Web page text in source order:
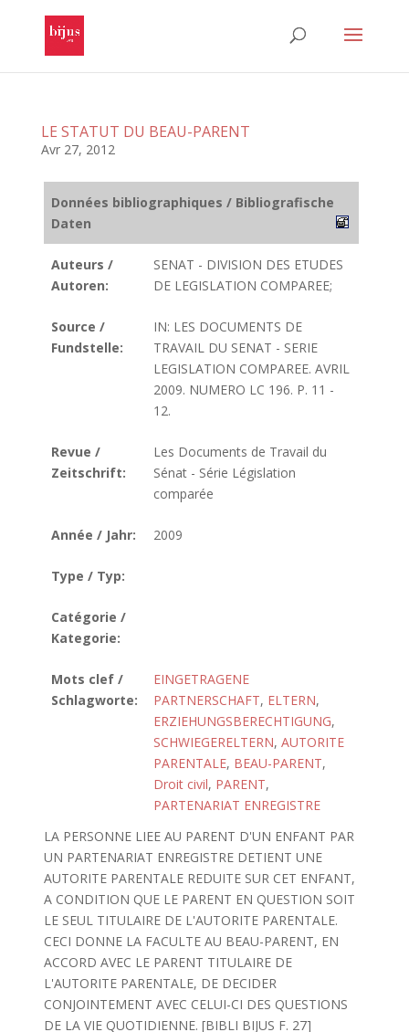
LE STATUT DU BEAU-PARENT
Avr 27, 2012
Données bibliographiques / Bibliografische
Daten
Auteurs /
Autoren:
SENAT - DIVISION DES ETUDES
DE LEGISLATION COMPAREE;
Source /
Fundstelle:
IN: LES DOCUMENTS DE
TRAVAIL DU SENAT - SERIE
LEGISLATION COMPAREE. AVRIL
2009. NUMERO LC 196. P. 11 -
12.
Revue /
Zeitschrift:
Les Documents de Travail du
Sénat - Série Législation
comparée
Année / Jahr: 2009
Type / Typ:
Catégorie /
Kategorie:
Mots clef /
Schlagworte:
EINGETRAGENE
PARTNERSCHAFT, ELTERN,
ERZIEHUNGSBERECHTIGUNG,
SCHWIEGERELTERN, AUTORITE
PARENTALE, BEAU-PARENT,
Droit civil, PARENT,
PARTENARIAT ENREGISTRE
LA PERSONNE LIEE AU PARENT D'UN ENFANT PAR
UN PARTENARIAT ENREGISTRE DETIENT UNE
AUTORITE PARENTALE REDUITE SUR CET ENFANT,
A CONDITION QUE LE PARENT EN QUESTION SOIT
LE SEUL TITULAIRE DE L'AUTORITE PARENTALE.
CECI DONNE LA FACULTE AU BEAU-PARENT, EN
ACCORD AVEC LE PARENT TITULAIRE DE
L'AUTORITE PARENTALE, DE DECIDER
CONJOINTEMENT AVEC CELUI-CI DES QUESTIONS
DE LA VIE QUOTIDIENNE. [BIBLI BIJUS F. 27]